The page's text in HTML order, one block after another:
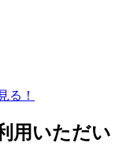
る！
用いただい